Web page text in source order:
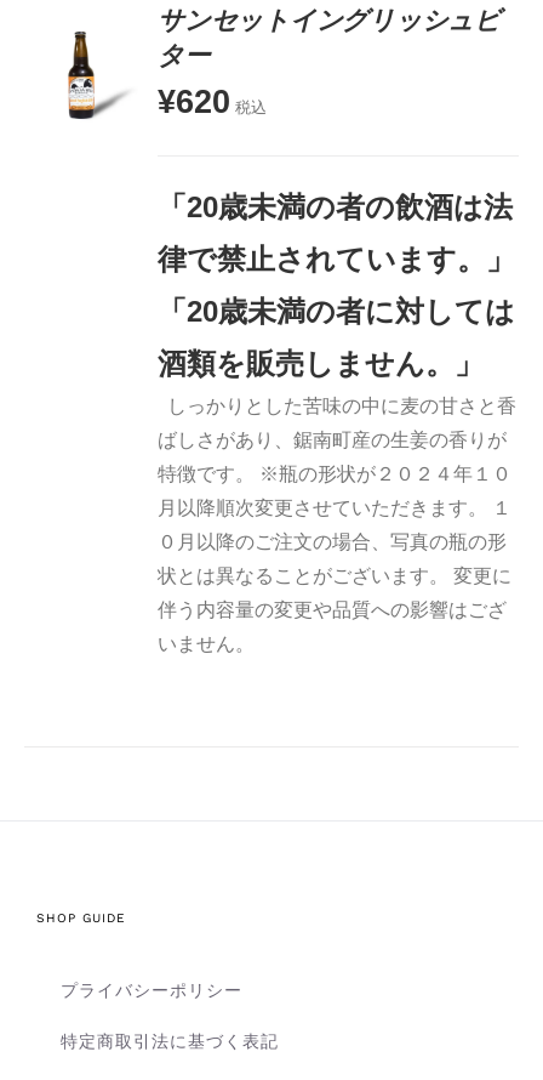
お買い物
カゴに追
サンセットイングリッシュビ
ター
¥620 税込
「20歳未満の者の飲酒は法
律で禁止されています。」
「20歳未満の者に対しては
酒類を販売しません。」
しっかりとした苦味の中に麦の甘さと香
ばしさがあり、鋸南町産の生姜の香りが
特徴です。 ※瓶の形状が２０２４年１０
月以降順次変更させていただきます。 １
０月以降のご注文の場合、写真の瓶の形
状とは異なることがございます。 変更に
伴う内容量の変更や品質への影響はござ
いません。
SHOP GUIDE
プライバシーポリシー
特定商取引法に基づく表記